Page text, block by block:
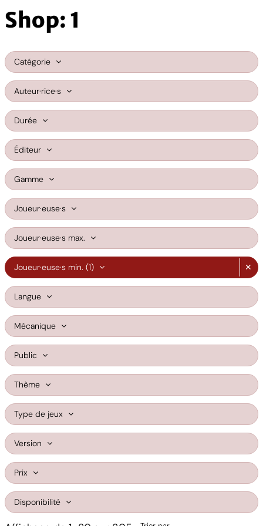
Shop: 1
Catégorie
Auteur·rice·s
Durée
Éditeur
Gamme
Joueur·euse·s
Joueur·euse·s max.
Joueur·euse·s min. (1) ✕
Langue
Mécanique
Public
Thème
Type de jeux
Version
Prix
Disponibilité